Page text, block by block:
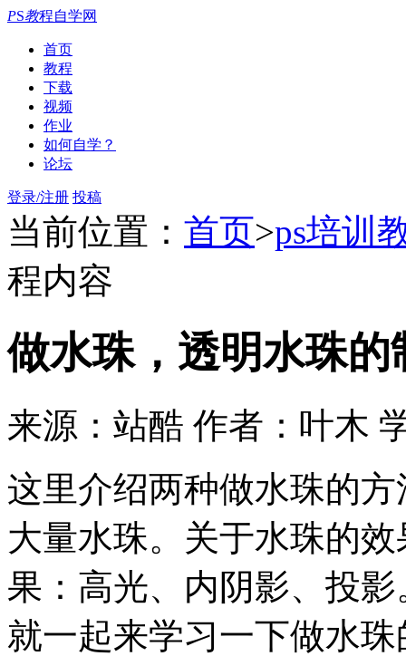
PS教程自学网
首页
教程
下载
视频
作业
如何自学？
论坛
登录/注册 投稿
当前位置： 首页>ps培训
程内容
做水珠，透明水珠的
来源：站酷 作者：叶木
这里介绍两种做水珠的
大量水珠。关于水珠的
果：高光、内阴影、投
就一起来学习一下做水